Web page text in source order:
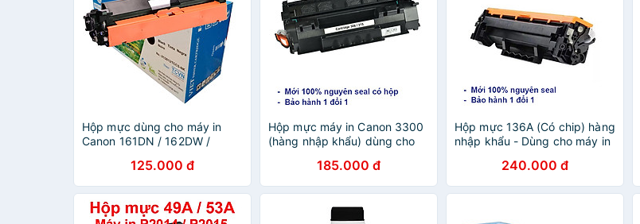
Hộp mực dùng cho máy in
Canon 161DN / 162DW /
MF266DN / MF269DW (Có
VAT) hàng chính hãng
Viettoner - Cartridge CRG 051
- 30A mới 100% [Full Box]
125.000 đ
Hộp mực máy in Canon 3300
(hàng nhập khẩu) dùng cho
3360, 3370, 3310 - Cartridge
308 / Cartridge 315 mới 100%
- 49A [Fullbox]
185.000 đ
Hộp mực 136A (Có chip) hàng
nhập khẩu - Dùng cho máy in
M236dw - Cartridge 136A -
W1360A
240.000 đ